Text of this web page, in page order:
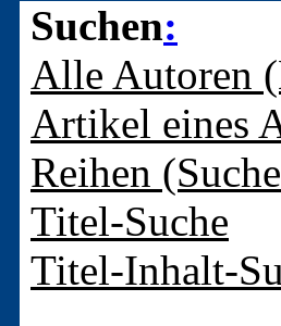
Suchen:
Alle Autoren
Artikel eines
Reihen
Titel-Suche
Titel-Inhalt-